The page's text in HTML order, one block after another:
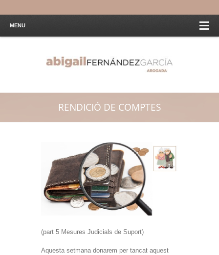
MENU
RENDICIÓ DE COMPTES
(part 5 Mesures Judicials de Suport)
Aquesta setmana donarem per tancat aquest